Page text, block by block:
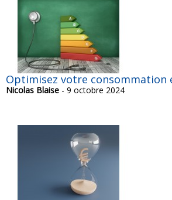
Optimisez votre consommation
Nicolas Blaise - 9 octobre 2024